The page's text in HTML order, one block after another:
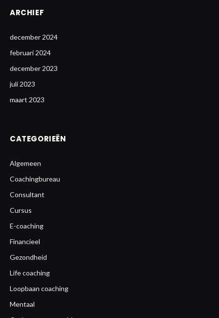
ARCHIEF
december 2024
februari 2024
december 2023
juli 2023
maart 2023
CATEGORIEËN
Algemeen
Coachingbureau
Consultant
Cursus
E-coaching
Financieel
Gezondheid
Life coaching
Loopbaan coaching
Mentaal